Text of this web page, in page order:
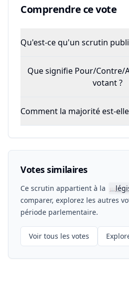
Comprendre ce vote
Qu'est-ce qu'un scrutin
Que signifie Pour/Contre/
votant ?
Comment la majorité est-
Votes similaires
Ce scrutin appartient à la 📖
comparer, explorez les autres
période parlementaire.
Voir tous les votes